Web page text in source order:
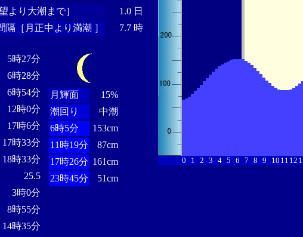
より大潮まで］
1.0 日
隔［月正中より満潮 ］
7.7 時
5時27分
6時28分
6時54分
12時0分
17時6分
17時33分
18時33分
25.5
3時0分
8時55分
14時35分
月輝面
15%
潮回り
中潮
6時5分
153cm
11時19分
87cm
17時26分 161cm
23時45分
51cm
0 1 2 3 4 5 6 7 8 9 10 11 12